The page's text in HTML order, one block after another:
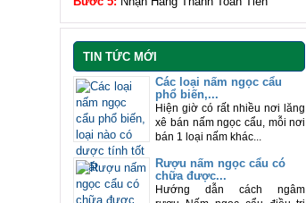
TIN TỨC MỚI
Các loại nấm ngọc cẩu
phổ biến,...
Hiện giờ có rất nhiều nơi lăng
xê bán nấm ngọc cẩu, mỗi nơi
bán 1 loại nấm khác...
Rượu nấm ngọc cẩu có
chữa được...
Hướng dẫn cách ngâm